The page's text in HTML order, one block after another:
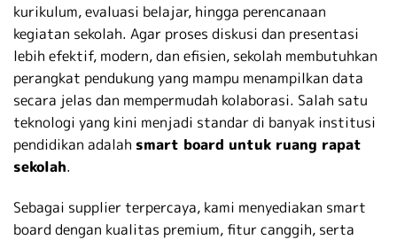
kurikulum, evaluasi belajar, hingga perencanaan
kegiatan sekolah. Agar proses diskusi dan presentasi
lebih efektif, modern, dan efisien, sekolah membutuhkan
perangkat pendukung yang mampu menampilkan data
secara jelas dan mempermudah kolaborasi. Salah satu
teknologi yang kini menjadi standar di banyak institusi
pendidikan adalah smart board untuk ruang rapat
sekolah.
Sebagai supplier terpercaya, kami menyediakan smart
board dengan kualitas premium, fitur canggih, serta